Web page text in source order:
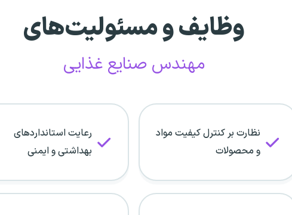
وظایف و مسئولیت‌های
مهندس صنایع غذایی
نظارت بر کنترل کیفیت مواد
و محصولات
رعایت استانداردهای
بهداشتی و ایمنی